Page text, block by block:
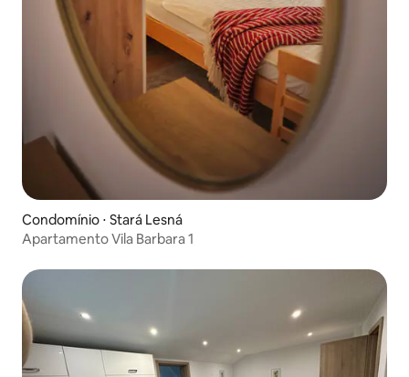
Condomínio ⋅ Stará Lesná
Apartamento Vila Barbara 1